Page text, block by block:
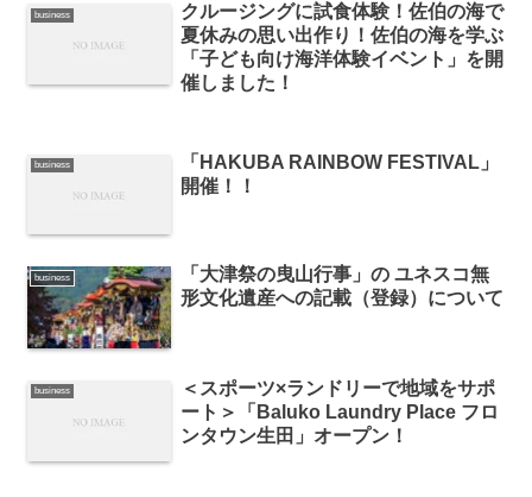
business
クルージングに試食体験！佐伯の海で
夏休みの思い出作り！佐伯の海を学ぶ
「子ども向け海洋体験イベント」を開
催しました！
business
「HAKUBA RAINBOW FESTIVAL」
開催！！
business
「大津祭の曳山行事」の ユネスコ無
形文化遺産への記載（登録）について
business
＜スポーツ×ランドリーで地域をサポ
ート＞「Baluko Laundry Place フロ
ンタウン生田」オープン！